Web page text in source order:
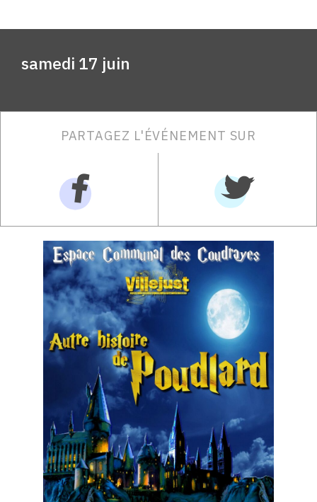
samedi 17 juin
PARTAGEZ L'ÉVÉNEMENT SUR